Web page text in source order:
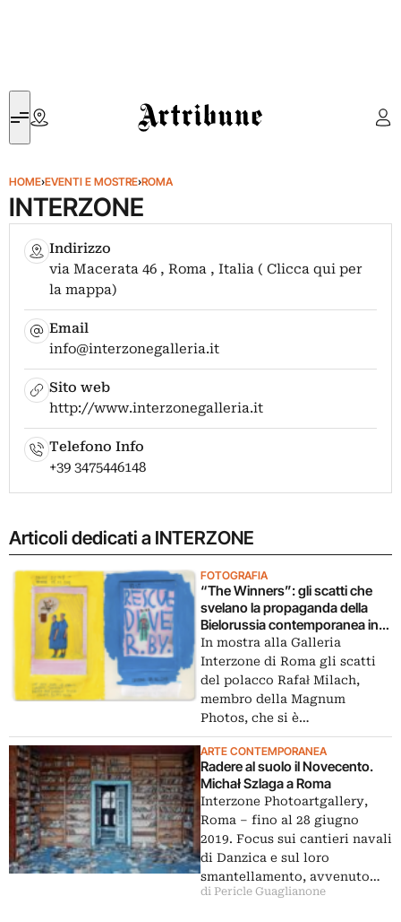
Artribune
HOME›EVENTI E MOSTRE›ROMA
INTERZONE
Indirizzo
via Macerata 46 , Roma , Italia ( Clicca qui per
la mappa)
Email
info@interzonegalleria.it
Sito web
http://www.interzonegalleria.it
Telefono Info
+39 3475446148
Articoli dedicati a INTERZONE
FOTOGRAFIA
“The Winners”: gli scatti che
svelano la propaganda della
Bielorussia contemporanea in
mostra a Roma
In mostra alla Galleria
Interzone di Roma gli scatti
del polacco Rafał Milach,
membro della Magnum
Photos, che si è…
ARTE CONTEMPORANEA
Radere al suolo il Novecento.
Michał Szlaga a Roma
Interzone Photoartgallery,
Roma – fino al 28 giugno
2019. Focus sui cantieri navali
di Danzica e sul loro
smantellamento, avvenuto…
di Pericle Guaglianone